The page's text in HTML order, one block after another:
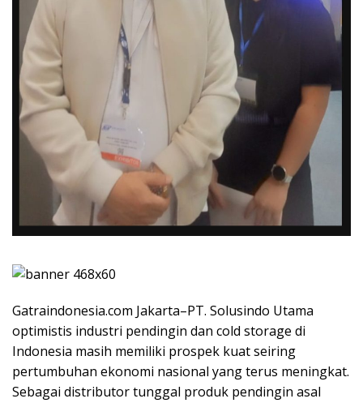
Gatraindonesia.com Jakarta–PT. Solusindo Utama
optimistis industri pendingin dan cold storage di
Indonesia masih memiliki prospek kuat seiring
pertumbuhan ekonomi nasional yang terus meningkat.
Sebagai distributor tunggal produk pendingin asal